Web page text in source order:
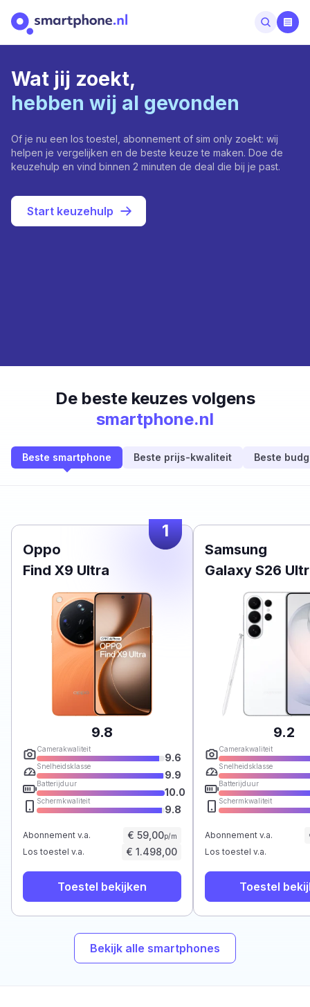
Wat jij zoekt,
hebben wij al gevonden
Of je nu een los toestel, abonnement of sim only zoekt: wij
helpen je vergelijken en de beste keuze te maken. Doe de
keuzehulp en vind binnen 2 minuten de deal die bij je past.
Start keuzehulp
De beste keuzes volgens
smartphone.nl
Beste smartphone Beste prijs-kwaliteit Beste
1
Oppo
Find X9 Ultra
9.8
Camerakwaliteit
9.6
Snelheidsklasse
9.9
Batterijduur
10.0
Schermkwaliteit
9.8
Abonnement v.a. € 59,00p/m
Los toestel v.a. € 1.498,00
Toestel bekijken
Samsung
Galaxy S26
9.2
Camerakwaliteit
Snelheidsklasse
Batterijduur
Schermkwaliteit
Abonnement v.a.
Los toestel v.a.
Toestel
Bekijk alle smartphones